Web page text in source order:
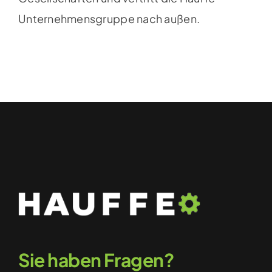
Unternehmensgruppe nach außen.
Sie haben Fragen?